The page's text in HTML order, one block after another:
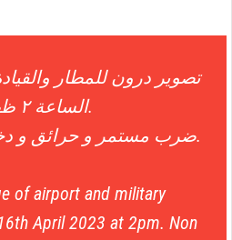
الساعة ٢ ظهر.
ضرب مستمر و حرائق و دخان في كل مكان.
of airport and military
April 2023 at 2pm. Non